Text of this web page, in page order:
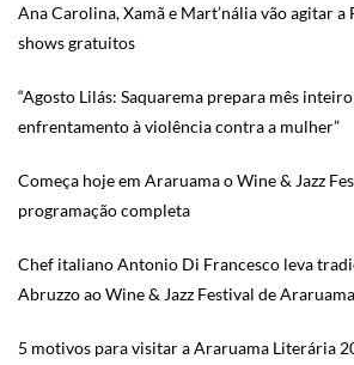
Ana Carolina, Xamã e Mart’nália vão agitar
shows gratuitos
“Agosto Lilás: Saquarema prepara mês
enfrentamento à violência contra a mulher”
Começa hoje em Araruama o Wine & Jazz
programação completa
Chef italiano Antonio Di Francesco leva
Abruzzo ao Wine & Jazz Festival de Araruama
5 motivos para visitar a Araruama Literária